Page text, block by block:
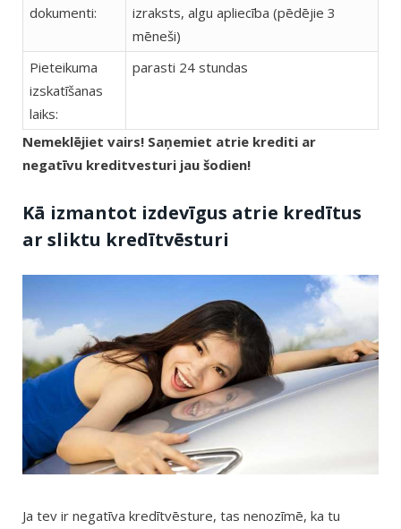
dokumenti:
izraksts, algu apliecība (pēdējie 3
mēneši)
Pieteikuma
izskatīšanas
laiks:
parasti 24 stundas
Nemeklējiet vairs! Saņemiet atrie krediti ar
negatīvu kreditvesturi jau šodien!
Kā izmantot izdevīgus atrie kredītus
ar sliktu kredītvēsturi
Ja tev ir negatīva kredītvēsture, tas nenozīmē, ka tu